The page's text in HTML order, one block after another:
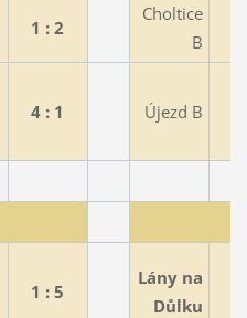
1 : 2
Choltice
B
4 : 1 Újezd B
1 : 5
Lány na
Důlku